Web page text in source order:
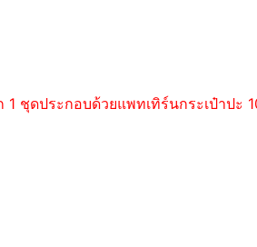
ชุดประกอบด้วยแพทเทิร์นกระเป๋าปะ